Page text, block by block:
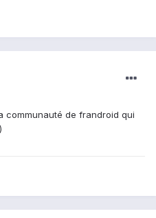
communauté de frandroid qui